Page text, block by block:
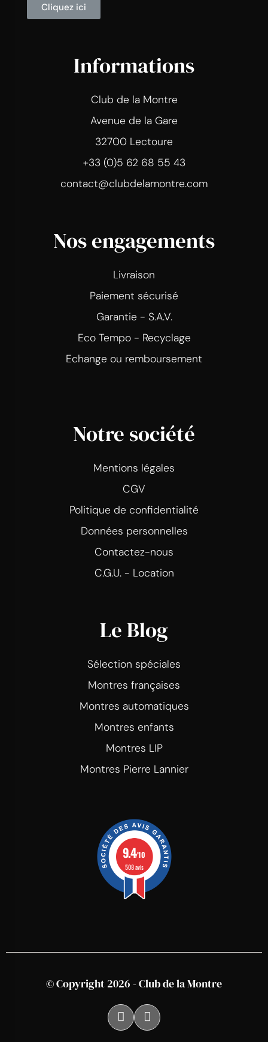
Cliquez ici
Informations
Club de la Montre
Avenue de la Gare
32700 Lectoure
+33 (0)5 62 68 55 43
contact@clubdelamontre.com
Nos engagements
Livraison
Paiement sécurisé
Garantie - S.A.V.
Eco Tempo - Recyclage
Echange ou remboursement
Notre société
Mentions légales
CGV
Politique de confidentialité
Données personnelles
Contactez-nous
C.G.U. - Location
Le Blog
Sélection spéciales
Montres françaises
Montres automatiques
Montres enfants
Montres LIP
Montres Pierre Lannier
9.4/10
508 avis
© Copyright 2026 - Club de la Montre